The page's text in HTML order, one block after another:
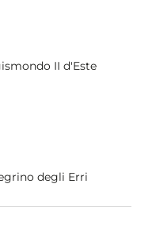
II d'Este
degli Erri